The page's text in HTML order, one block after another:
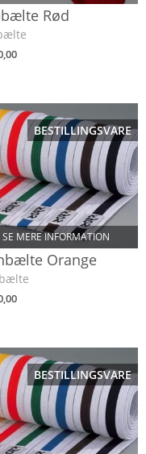
Rød
BESTILLINGSVARE
SE MERE INFORMATION
Orange
BESTILLINGSVARE